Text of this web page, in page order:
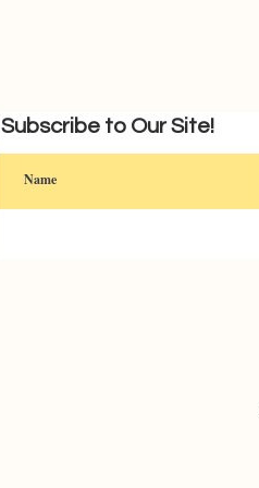
Subscribe to Our Site!